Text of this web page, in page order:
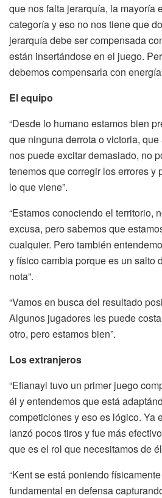
que nos falta jerarquía, la mayoría
categoría y eso no nos tiene que
jerarquía debe ser compensada
están insertándose en el juego.
debemos compensarla con
El equipo
“Desde lo humano estamos bien
que ninguna derrota o victoria,
nos puede excitar demasiado, no
tenemos que corregir los errores y
lo que viene”.
“Estamos conociendo el territorio,
excusa, pero sabemos que
cualquier. Pero también
y físico cambia porque es un salto
nota”.
“Vamos en busca del resultado
Algunos jugadores les puede
otro, pero estamos bien”.
Los extranjeros
“Efianayi tuvo un primer juego
él y entendemos que está
competiciones y eso es lógico. Ya
lanzó pocos tiros y fue más
que es el rol que necesitamos de
“Kent se está poniendo
fundamental en defensa